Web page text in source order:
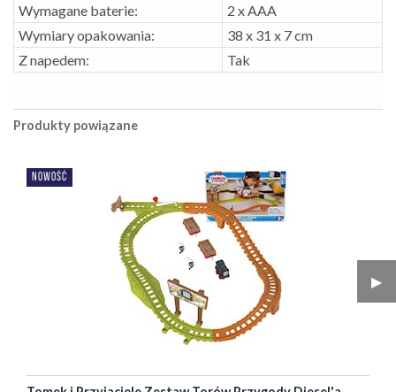
Wymagane baterie:
2 x AAA
Wymiary opakowania:
38 x 31 x 7 cm
Z napedem:
Tak
Produkty powiązane
▶︎
NOWOŚĆ